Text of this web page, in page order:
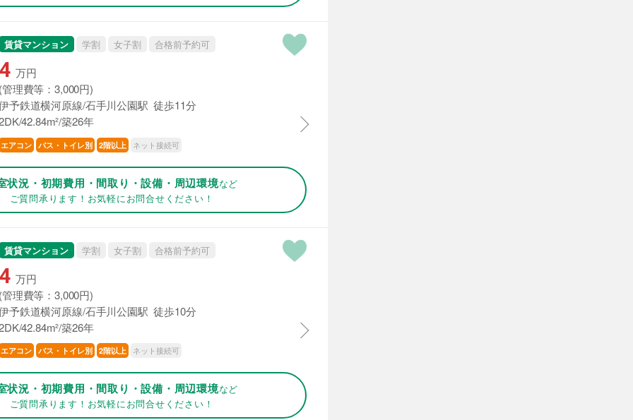
賃貸マンション 学割 女子割 合格前予約可
万円
理費等：3,000円)
予鉄道横河原線/石手川公園駅 徒歩11分
42.84m²/築26年
エアコン バス・トイレ別 2階以上 ネット接続可
状況・初期費用・間取り・設備・周辺環境など
ご質問承ります！お気軽にお問合せください！
賃貸マンション 学割 女子割 合格前予約可
万円
理費等：3,000円)
予鉄道横河原線/石手川公園駅 徒歩10分
42.84m²/築26年
エアコン バス・トイレ別 2階以上 ネット接続可
状況・初期費用・間取り・設備・周辺環境など
ご質問承ります！お気軽にお問合せください！